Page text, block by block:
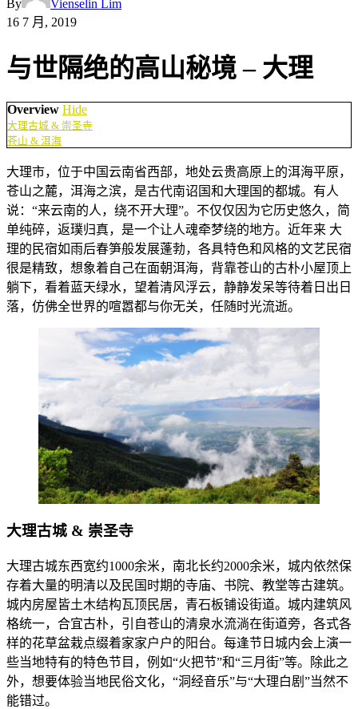
By
Vienselin Lim
16 7 月, 2019
与世隔绝的高山秘境 – 大理
Overview Hide
大理古城 & 崇圣寺
苍山 & 洱海
大理市，位于中国云南省西部，地处云贵高原上的洱海平原，
苍山之麓，洱海之滨，是古代南诏国和大理国的都城。有人
说：“来云南的人，绕不开大理”。不仅仅因为它历史悠久，简
单纯碎，返璞归真，是一个让人魂牵梦绕的地方。近年来 大
理的民宿如雨后春笋般发展蓬勃，各具特色和风格的文艺民宿
很是精致，想象着自己在面朝洱海，背靠苍山的古朴小屋顶上
躺下，看着蓝天绿水，望着清风浮云，静静发呆等待着日出日
落，仿佛全世界的喧嚣都与你无关，任随时光流逝。
大理古城 & 崇圣寺
大理古城东西宽约1000余米，南北长约2000余米，城内依然保
存着大量的明清以及民国时期的寺庙、书院、教堂等古建筑。
城内房屋皆土木结构瓦顶民居，青石板铺设街道。城内建筑风
格统一，合宜古朴，引自苍山的清泉水流淌在街道旁，各式各
样的花草盆栽点缀着家家户户的阳台。每逢节日城内会上演一
些当地特有的特色节目，例如“火把节”和“三月街”等。除此之
外，想要体验当地民俗文化，“洞经音乐”与“大理白剧”当然不
能错过。